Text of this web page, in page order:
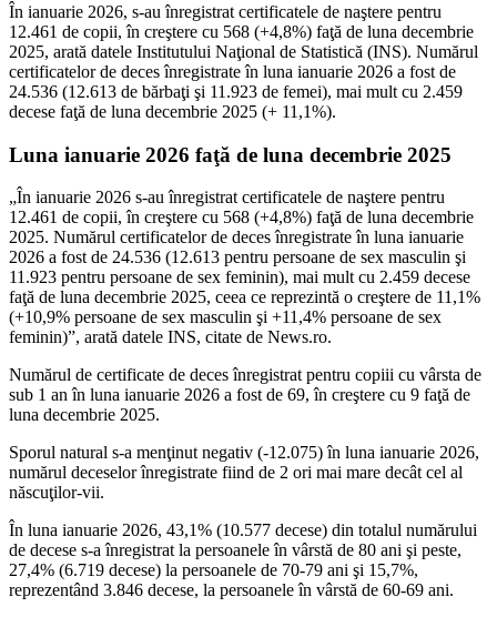
În ianuarie 2026, s-au înregistrat certificatele de naştere pentru
12.461 de copii, în creştere cu 568 (+4,8%) faţă de luna decembrie
2025, arată datele Institutului Naţional de Statistică (INS). Numărul
certificatelor de deces înregistrate în luna ianuarie 2026 a fost de
24.536 (12.613 de bărbaţi şi 11.923 de femei), mai mult cu 2.459
decese faţă de luna decembrie 2025 (+ 11,1%).
Luna ianuarie 2026 faţă de luna decembrie 2025
„În ianuarie 2026 s-au înregistrat certificatele de naştere pentru
12.461 de copii, în creştere cu 568 (+4,8%) faţă de luna decembrie
2025. Numărul certificatelor de deces înregistrate în luna ianuarie
2026 a fost de 24.536 (12.613 pentru persoane de sex masculin şi
11.923 pentru persoane de sex feminin), mai mult cu 2.459 decese
faţă de luna decembrie 2025, ceea ce reprezintă o creştere de 11,1%
(+10,9% persoane de sex masculin şi +11,4% persoane de sex
feminin)”, arată datele INS, citate de News.ro.
Numărul de certificate de deces înregistrat pentru copiii cu vârsta de
sub 1 an în luna ianuarie 2026 a fost de 69, în creştere cu 9 faţă de
luna decembrie 2025.
Sporul natural s-a menţinut negativ (-12.075) în luna ianuarie 2026,
numărul deceselor înregistrate fiind de 2 ori mai mare decât cel al
născuţilor-vii.
În luna ianuarie 2026, 43,1% (10.577 decese) din totalul numărului
de decese s-a înregistrat la persoanele în vârstă de 80 ani şi peste,
27,4% (6.719 decese) la persoanele de 70-79 ani şi 15,7%,
reprezentând 3.846 decese, la persoanele în vârstă de 60-69 ani.